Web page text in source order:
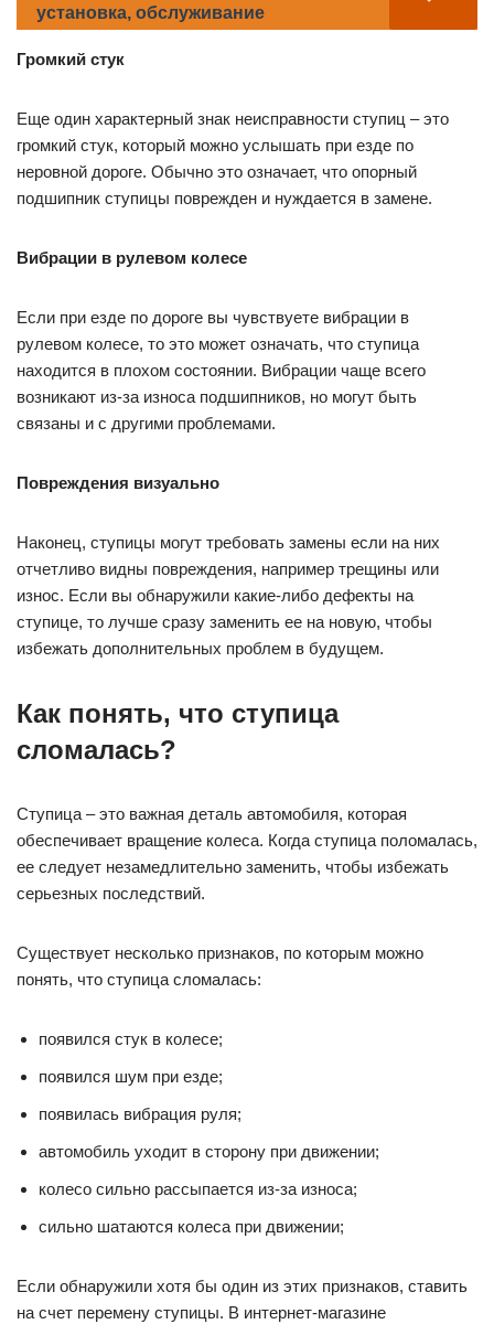
установка, обслуживание
Громкий стук
Еще один характерный знак неисправности ступиц – это
громкий стук, который можно услышать при езде по
неровной дороге. Обычно это означает, что опорный
подшипник ступицы поврежден и нуждается в замене.
Вибрации в рулевом колесе
Если при езде по дороге вы чувствуете вибрации в
рулевом колесе, то это может означать, что ступица
находится в плохом состоянии. Вибрации чаще всего
возникают из-за износа подшипников, но могут быть
связаны и с другими проблемами.
Повреждения визуально
Наконец, ступицы могут требовать замены если на них
отчетливо видны повреждения, например трещины или
износ. Если вы обнаружили какие-либо дефекты на
ступице, то лучше сразу заменить ее на новую, чтобы
избежать дополнительных проблем в будущем.
Как понять, что ступица
сломалась?
Ступица – это важная деталь автомобиля, которая
обеспечивает вращение колеса. Когда ступица поломалась,
ее следует незамедлительно заменить, чтобы избежать
серьезных последствий.
Существует несколько признаков, по которым можно
понять, что ступица сломалась:
появился стук в колесе;
появился шум при езде;
появилась вибрация руля;
автомобиль уходит в сторону при движении;
колесо сильно рассыпается из-за износа;
сильно шатаются колеса при движении;
Если обнаружили хотя бы один из этих признаков, ставить
на счет перемену ступицы. В интернет-магазине